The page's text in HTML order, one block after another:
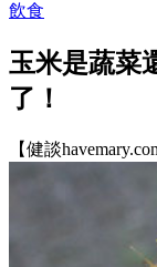
飲食
玉米是蔬菜
了！
【健談